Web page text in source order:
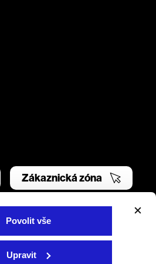
Povolit vše
Upravit
Zákaznická zóna